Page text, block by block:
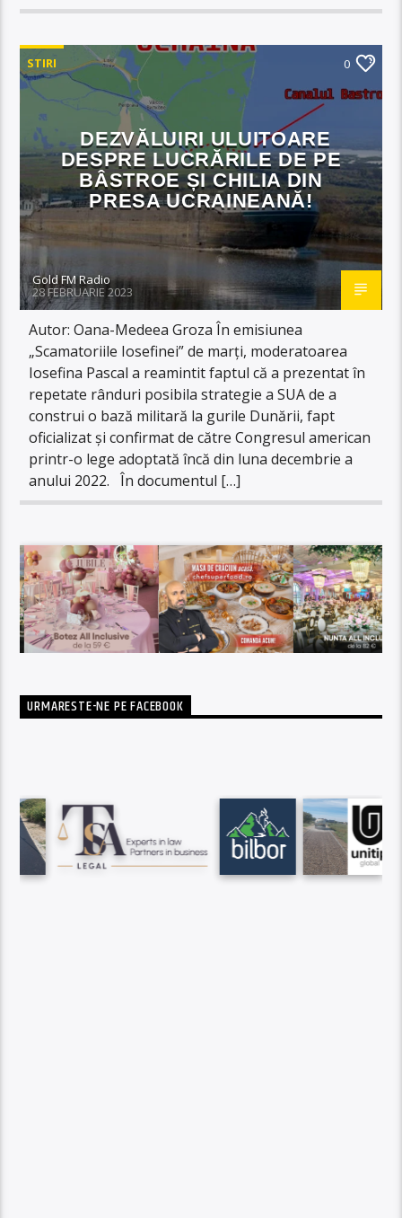
STIRI 0
DEZVĂLUIRI ULUITOARE
DESPRE LUCRĂRILE DE PE
BÂSTROE ȘI CHILIA DIN
PRESA UCRAINEANĂ!
Gold FM Radio
28 FEBRUARIE 2023
Autor: Oana-Medeea Groza În emisiunea
„Scamatoriile Iosefinei” de marți, moderatoarea
Iosefina Pascal a reamintit faptul că a prezentat în
repetate rânduri posibila strategie a SUA de a
construi o bază militară la gurile Dunării, fapt
oficializat și confirmat de către Congresul american
printr-o lege adoptată încă din luna decembrie a
anului 2022. În documentul […]
URMARESTE-NE PE FACEBOOK